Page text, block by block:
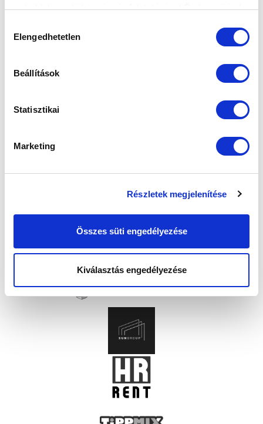
weboldalon való böngészés folytatásával Ön hozzájárul a
kiválasztása
Elengedhetetlen
Beállítások
Statisztikai
Marketing
Részletek megjelenítése
Összes süti engedélyezése
Kiválasztás engedélyezése